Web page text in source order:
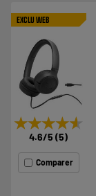
EXCLU WEB
★★★★★
★★★★★
4.6/5 (5)
Comparer